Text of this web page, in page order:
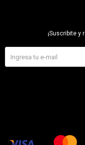
¡Suscribite y